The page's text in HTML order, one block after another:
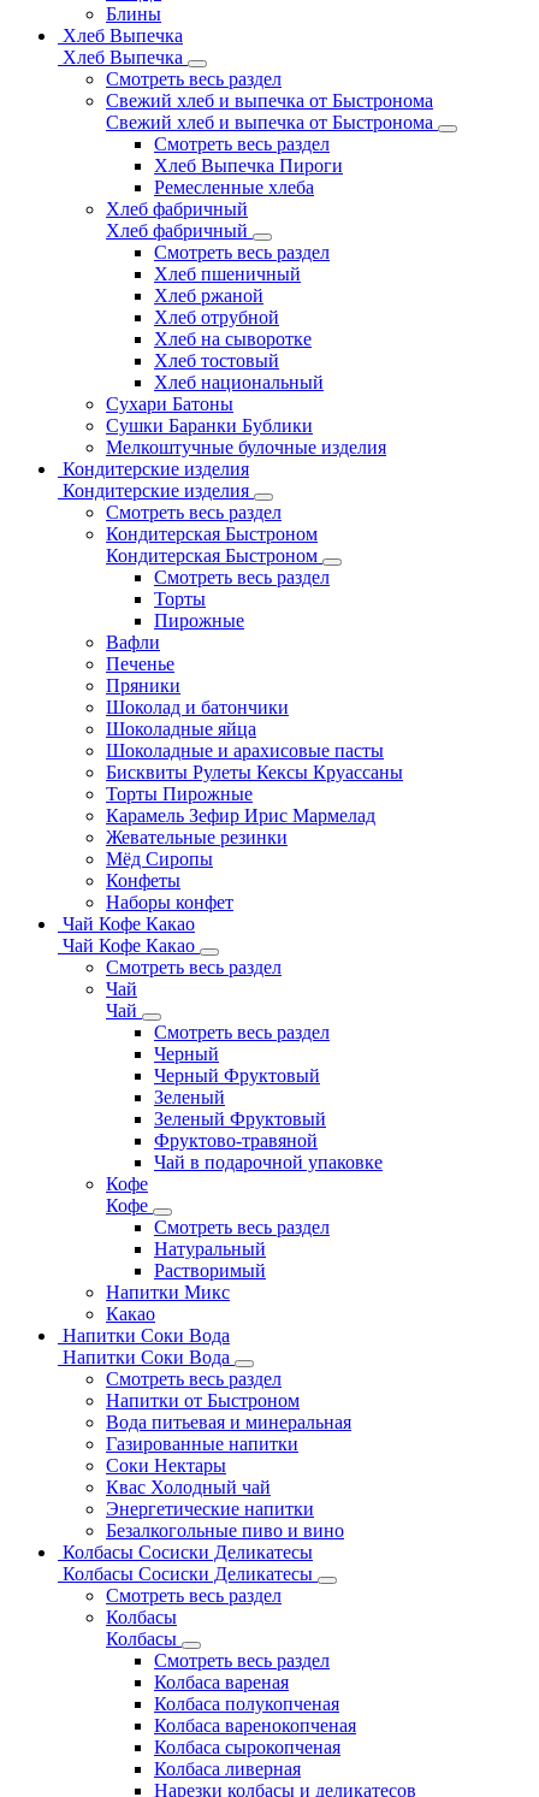
Блины
Хлеб Выпечка
Хлеб Выпечка
Смотреть весь раздел
Свежий хлеб и выпечка от Быстронома
Свежий хлеб и выпечка от Быстронома
Смотреть весь раздел
Хлеб Выпечка Пироги
Ремесленные хлеба
Хлеб фабричный
Хлеб фабричный
Смотреть весь раздел
Хлеб пшеничный
Хлеб ржаной
Хлеб отрубной
Хлеб на сыворотке
Хлеб тостовый
Хлеб национальный
Сухари Батоны
Сушки Баранки Бублики
Мелкоштучные булочные изделия
Кондитерские изделия
Кондитерские изделия
Смотреть весь раздел
Кондитерская Быстроном
Кондитерская Быстроном
Смотреть весь раздел
Торты
Пирожные
Вафли
Печенье
Пряники
Шоколад и батончики
Шоколадные яйца
Шоколадные и арахисовые пасты
Бисквиты Рулеты Кексы Круассаны
Торты Пирожные
Карамель Зефир Ирис Мармелад
Жевательные резинки
Мёд Сиропы
Конфеты
Наборы конфет
Чай Кофе Какао
Чай Кофе Какао
Смотреть весь раздел
Чай
Чай
Смотреть весь раздел
Черный
Черный Фруктовый
Зеленый
Зеленый Фруктовый
Фруктово-травяной
Чай в подарочной упаковке
Кофе
Кофе
Смотреть весь раздел
Натуральный
Растворимый
Напитки Микс
Какао
Напитки Соки Вода
Напитки Соки Вода
Смотреть весь раздел
Напитки от Быстроном
Вода питьевая и минеральная
Газированные напитки
Соки Нектары
Квас Холодный чай
Энергетические напитки
Безалкогольные пиво и вино
Колбасы Сосиски Деликатесы
Колбасы Сосиски Деликатесы
Смотреть весь раздел
Колбасы
Колбасы
Смотреть весь раздел
Колбаса вареная
Колбаса полукопченая
Колбаса варенокопченая
Колбаса сырокопченая
Колбаса ливерная
Нарезки колбасы и деликатесов